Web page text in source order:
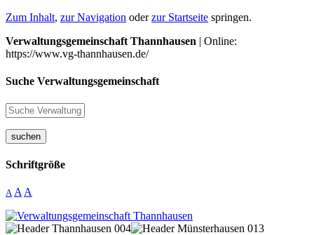
Zum Inhalt, zur Navigation oderzur Startseite springen.
Verwaltungsgemeinschaft Thannhausen | Online:
https://www.vg-thannhausen.de/
Suche Verwaltungsgemeinschaft
suchen
Schriftgröße
A A A